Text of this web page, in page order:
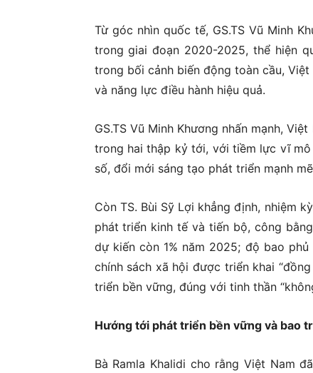
Từ góc nhìn quốc tế, GS.TS Vũ Minh
trong giai đoạn 2020-2025, thể hiện
trong bối cảnh biến động toàn cầu,
và năng lực điều hành hiệu quả.
GS.TS Vũ Minh Khương nhấn mạnh,
trong hai thập kỷ tới, với tiềm lực vĩ
số, đổi mới sáng tạo phát triển mạnh
Còn TS. Bùi Sỹ Lợi khẳng định, nhiệm
phát triển kinh tế và tiến bộ, công
dự kiến còn 1% năm 2025; độ bao
chính sách xã hội được triển khai
triển bền vững, đúng với tinh thần
Hướng tới phát triển bền vững và bao
Bà Ramla Khalidi cho rằng Việt Nam